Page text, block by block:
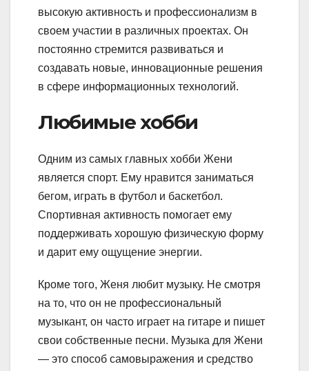
высокую активность и профессионализм в
своем участии в различных проектах. Он
постоянно стремится развиваться и
создавать новые, инновационные решения
в сфере информационных технологий.
Любимые хобби
Одним из самых главных хобби Жени
является спорт. Ему нравится заниматься
бегом, играть в футбол и баскетбол.
Спортивная активность помогает ему
поддерживать хорошую физическую форму
и дарит ему ощущение энергии.
Кроме того, Женя любит музыку. Не смотря
на то, что он не профессиональный
музыкант, он часто играет на гитаре и пишет
свои собственные песни. Музыка для Жени
— это способ самовыражения и средство